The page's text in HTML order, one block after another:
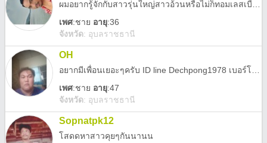
เพศ:ชาย อายุ:36
จังหวัด: อุบลราชธานี
OH
เพศ:ชาย อายุ:47
จังหวัด: อุบลราชธานี
Sopnatpk12
โสดดหาสาวคุยๆกันนานน